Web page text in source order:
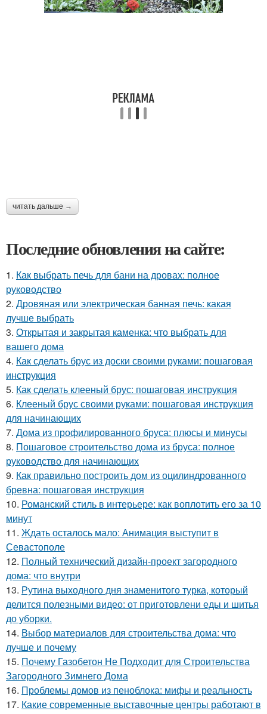
читать дальше →
Последние обновления на сайте:
1. Как выбрать печь для бани на дровах: полное
руководство
2. Дровяная или электрическая банная печь: какая
лучше выбрать
3. Открытая и закрытая каменка: что выбрать для
вашего дома
4. Как сделать брус из доски своими руками: пошаговая
инструкция
5. Как сделать клееный брус: пошаговая инструкция
6. Клееный брус своими руками: пошаговая инструкция
для начинающих
7. Дома из профилированного бруса: плюсы и минусы
8. Пошаговое строительство дома из бруса: полное
руководство для начинающих
9. Как правильно построить дом из оцилиндрованного
бревна: пошаговая инструкция
10. Романский стиль в интерьере: как воплотить его за 10
минут
11. Ждать осталось мало: Анимация выступит в
Севастополе
12. Полный технический дизайн-проект загородного
дома: что внутри
13. Рутина выходного дня знаменитого турка, который
делится полезными видео: от приготовлени еды и шитья
до уборки.
14. Выбор материалов для строительства дома: что
лучше и почему
15. Почему Газобетон Не Подходит для Строительства
Загородного Зимнего Дома
16. Проблемы домов из пеноблока: мифы и реальность
17. Какие современные выставочные центры работают в